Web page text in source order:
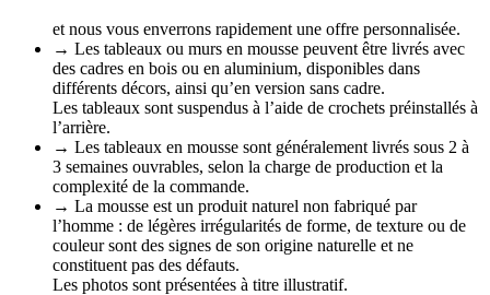
et nous vous enverrons rapidement une offre personnalisée.
→ Les tableaux ou murs en mousse peuvent être livrés avec
des cadres en bois ou en aluminium, disponibles dans
différents décors, ainsi qu’en version sans cadre.
Les tableaux sont suspendus à l’aide de crochets préinstallés à
l’arrière.
→ Les tableaux en mousse sont généralement livrés sous 2 à
3 semaines ouvrables, selon la charge de production et la
complexité de la commande.
→ La mousse est un produit naturel non fabriqué par
l’homme : de légères irrégularités de forme, de texture ou de
couleur sont des signes de son origine naturelle et ne
constituent pas des défauts.
Les photos sont présentées à titre illustratif.